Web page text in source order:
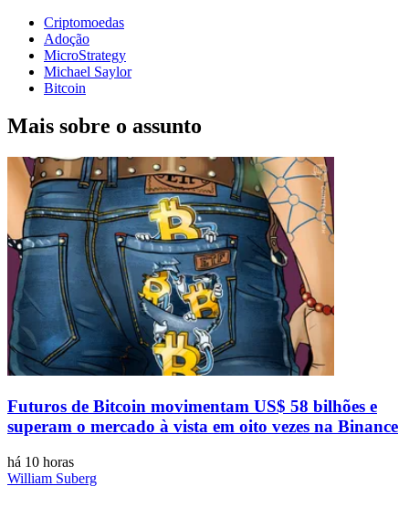
Criptomoedas
Adoção
MicroStrategy
Michael Saylor
Bitcoin
Mais sobre o assunto
Futuros de Bitcoin movimentam US$ 58 bilhões e
superam o mercado à vista em oito vezes na Binance
há 10 horas
William Suberg